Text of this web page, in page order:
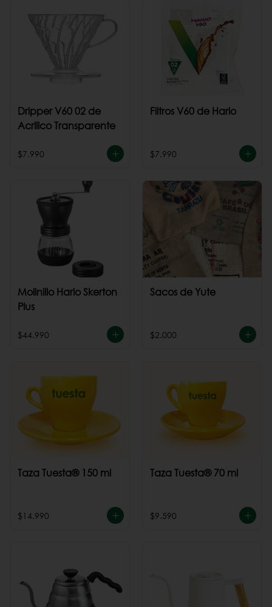
Dripper V60 02 de
Acrilico Transparente
$7.990
Filtros V60 de Hario
$7.990
Molinillo Hario Skerton
Plus
$44.990
Sacos de Yute
$2.000
Taza Tuesta® 150 ml
$14.990
Taza Tuesta® 70 ml
$9.590